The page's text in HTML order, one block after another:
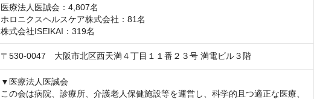
医療法人医誠会：4,807名
ホロニクスヘルスケア株式会社：81名
株式会社ISEIKAI：319名
〒530-0047　大阪市北区西天満４丁目１１番２３号 満電ビル３階
▼医療法人医誠会
この会は病院、診療所、介護老人保健施設等を運営し、科学的且つ適正な医療、